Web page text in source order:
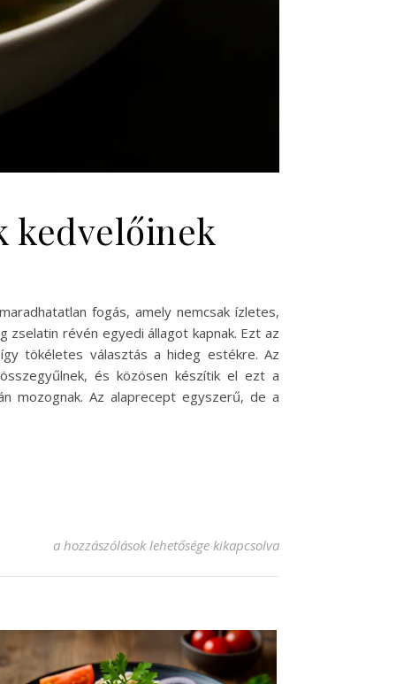
kedvelőinek
fogás, amely nemcsak ízletes,
zselatin révén egyedi állagot kapnak. Ezt az
tökéletes választás a hideg estékre. Az
és közösen készítik el ezt a
mozognak. Az alaprecept egyszerű, de a
Kocsonya recept: A hagyományos ízek kedvelőinek
a hozzászólások lehetősége kikapcsolva